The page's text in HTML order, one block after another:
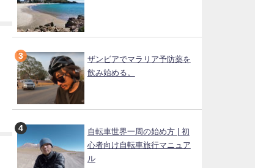
ザンビアでマラリア予防薬を
飲み始める。
自転車世界一周の始め方 | 初
心者向け自転車旅行マニュア
ル